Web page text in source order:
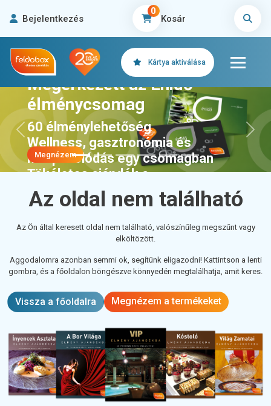
Bejelentkezés Kosár
0
Kártya aktiválása
Megérkezett az Énidő
élménycsomag
60 élménylehetőség
Wellness, gasztronómia és
kikapcsolódás egy csomagban
Tökéletes ajándék a
feltöltődéshez
Megnézem
Előző
Az oldal nem található
Az Ön által keresett oldal nem található, valószínűleg megszűnt vagy
elköltözött.
Aggodalomra azonban semmi ok, segítünk eligazodni! Kattintson a lenti
gombra, és a főoldalon böngészve könnyedén megtalálhatja, amit keres.
Vissza a főoldalra Megnézem a termékeket